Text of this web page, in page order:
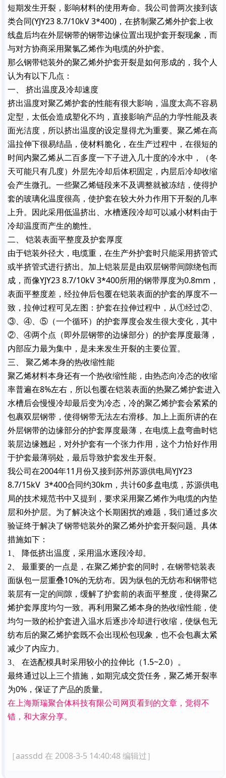
短期发生开裂，影响材料的使用寿命。我公司曾两次接到该
类合同(YJY23 8.7/10kV 3*400) ，在挤制聚乙烯外护套上收
线盘后均在外层钢带的钢带边缘位置出现护套开裂现象，而
与对方协商采用聚氯乙烯作为电缆的外护套。
那么钢带铠装外的聚乙烯外护套开裂是如何形成的，我个人
认为有以下几点：
一、 挤出温度及冷却速度
挤出温度对聚乙烯护套的性能有很大影响，温度太高不容易
定型，太低会造成塑化不均，直接影响产品的力学性能及表
面光洁度，所以挤出温度的设定显得尤为重要。聚乙烯在高
温拉伸下很易结晶，使材料脆化，在生产过程中，在很短的
时间内聚乙烯从二百多度一下子进入几十度的冷水中，（冬
天可能只有几度）外层先冷却后体积固定，内层后冷却收缩
会产生微孔。一些聚乙烯链段来不及调整就被冻结，使得护
套的玻璃化温度很高，使护套在较大外力作用下开裂的几率
上升。因此采用低温挤出、水槽逐段冷却可以减小材料由于
冷却温度而产生的脆性。
二、 铠装表面平整度及护套厚度
由于铠装外径大，电缆重，在生产外护套时只能采用挤管式
或半挤管式进行挤出。加上铠装层是由双层钢带间隙绕包而
成，而像YJY23 8.7/10kV 3*400所用的钢带厚度为0.8mm ，
表面平整度差，经拉伸后包覆在铠装表面的护套的厚度不一
致，拉伸过程可见左图：护套在拉伸过程中，从①经过②、
③、④、⑤（一个循环）的护套厚度会发生很大变化，其中
②、④两个点（即外层钢带的边缘部分）的护套厚度最薄，
内部应力最为集中，是未来发生开裂的主要位置。
三、 聚乙烯本身的热收缩性能
聚乙烯材料本身还有一个热收缩性能，由热态向冷态的收缩
率普遍在8%左右，所以包覆在铠装表面的热聚乙烯护套进入
水槽后会慢慢冷却最后变为冷态，冷的聚乙烯护套会紧紧的
包裹双层钢带，使得钢带无法左右滑移。加上上面所讲的在
外层钢带的边缘部分的护套厚度最薄，在电缆上盘弯曲时铠
装层边缘翘起，对外护套有一个张力作用，这个力恰好作用
于护套最薄弱处，最后导致护套发生开裂。
我公司在2004年11 月份又接到苏州苏源供电局YJY23
8.7/15kV 3*400合同约30km ，共计60多盘电缆，苏源供电
局的技术规范书中又提到，要求采用聚乙烯作为电缆的内垫
层和外护层。为了解决这个长期困扰的难题，我们通过多次
验证终于解决了钢带铠装外的聚乙烯外护套开裂问题。具体
措施如下：
1
、 降低挤出温度，采用温水逐段冷却。
2 、 最重要的一点是，在聚乙烯护套的同时，在钢带铠装表
面纵包一层重叠10%的无纺布。因为纵包的无纺布和钢带铠
装层有一定的间隙，缓解了护套前的表面平整度，使得聚乙
烯护套厚度均匀一致。再利用聚乙烯本身的热收缩性能，使
均匀一致的松护套进入温水后逐步冷却进行收缩，使纵包无
纺布后的聚乙烯护套既不会出现松包现象，也不会包裹太紧
减少了内应力。
3 、 在选配模具时采用较小的拉伸比（1.5~2.0）。
最终通过以上三个措施，如期完成交货任务，聚乙烯开裂率
为0% ，保证了产品的质量。
在上海斯瑞聚合体科技有限公司网页看到的文章，觉得不
错，和大家分享。
［aassdd 在 2008-3-5 14:40:48 编辑过］